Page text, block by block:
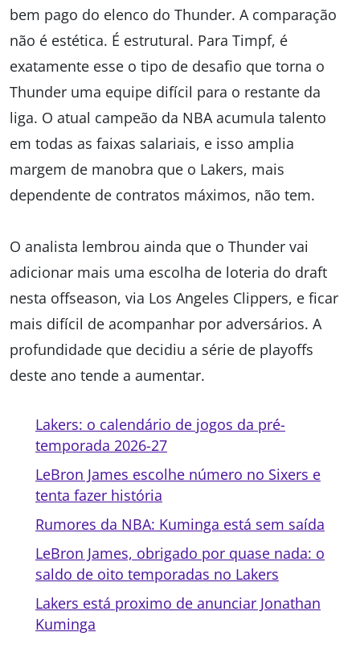
bem pago do elenco do Thunder. A comparação
não é estética. É estrutural. Para Timpf, é
exatamente esse o tipo de desafio que torna o
Thunder uma equipe difícil para o restante da
liga. O atual campeão da NBA acumula talento
em todas as faixas salariais, e isso amplia
margem de manobra que o Lakers, mais
dependente de contratos máximos, não tem.
O analista lembrou ainda que o Thunder vai
adicionar mais uma escolha de loteria do draft
nesta offseason, via Los Angeles Clippers, e ficar
mais difícil de acompanhar por adversários. A
profundidade que decidiu a série de playoffs
deste ano tende a aumentar.
Lakers: o calendário de jogos da pré-
temporada 2026-27
LeBron James escolhe número no Sixers e
tenta fazer história
Rumores da NBA: Kuminga está sem saída
LeBron James, obrigado por quase nada: o
saldo de oito temporadas no Lakers
Lakers está proximo de anunciar Jonathan
Kuminga